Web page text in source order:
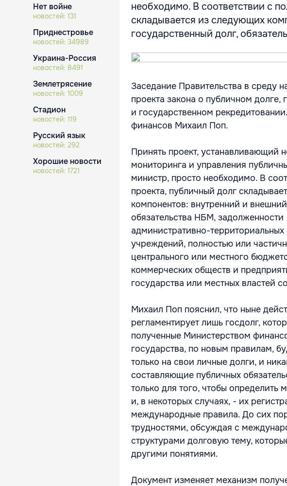
Нет войне
новостей: 131
Приднестровье
новостей: 34989
Украина-Россия
новостей: 8491
Землетрясение
новостей: 1009
Стадион
новостей: 119
Русский язык
новостей: 292
Хорошие новости
новостей: 1721
необходимо. В соответствии с
складывается из следующих
государственный долг,
Заседание Правительства в среду
проекта закона о публичном долге,
и государственном
финансов Михаил Поп.
Принять проект, устанавливающий
мониторинга и управления
министр, просто необходимо. В
проекта, публичный долг
компонентов: внутренний и
обязательства НБМ, задолженности
административно-
учреждений, полностью или
центрального или местного
коммерческих обществ и
государства или местных властей
Михаил Поп пояснил, что ныне
регламентирует лишь госдолг,
полученные Министерством
государства, по новым правилам,
только на свои личные долги, и
составляющие публичных
только для того, чтобы определить
и, в некоторых случаях, - их
международные правила. До сих
трудностями, обсуждая с
структурами долговую тему,
другими понятиями.
Документ изменяет механизм